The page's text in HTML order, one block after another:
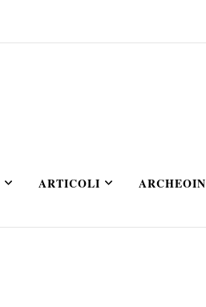
ARTICOLI